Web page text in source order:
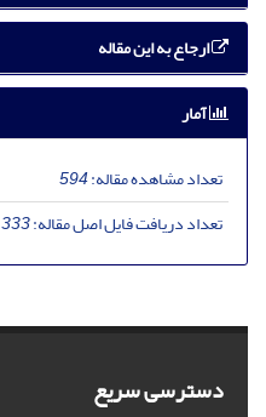
ارجاع به این مقاله
آمار
تعداد مشاهده مقاله:594
تعداد دریافت فایل اصل مقاله:333
دسترسی سریع